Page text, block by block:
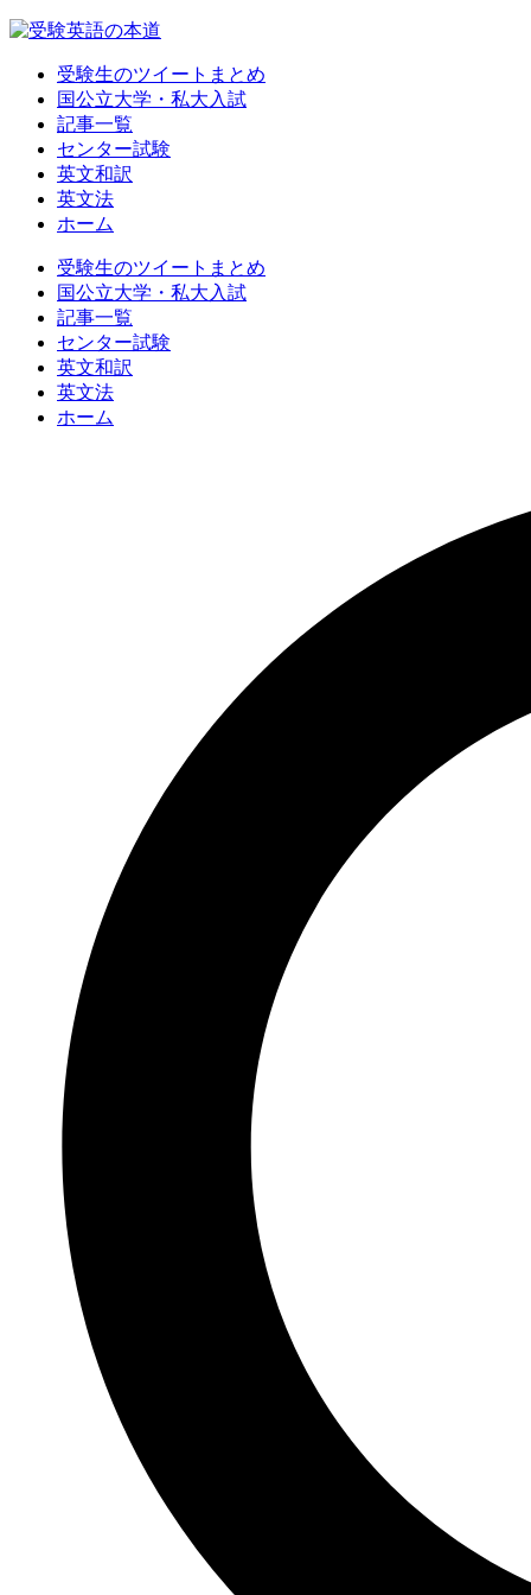
受験生のツイートまとめ
国公立大学・私大入試
記事一覧
センター試験
英文和訳
英文法
ホーム
受験生のツイートまとめ
国公立大学・私大入試
記事一覧
センター試験
英文和訳
英文法
ホーム